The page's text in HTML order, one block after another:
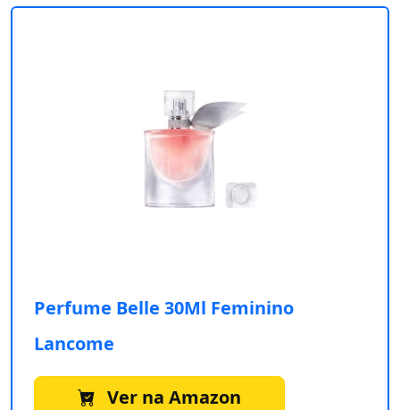
Perfume Belle 30Ml Feminino
Lancome
Ver na Amazon